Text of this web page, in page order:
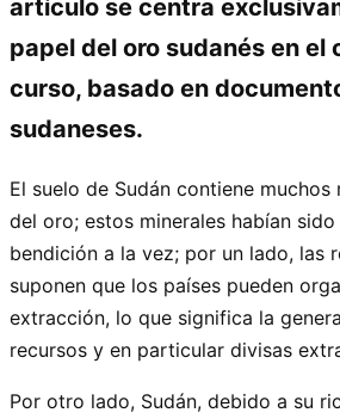
artículo se centra
papel del oro sudanés en el
curso, basado en
sudaneses.
El suelo de Sudán contiene muchos
del oro; estos minerales habían
bendición a la vez; por un lado, las
suponen que los países pueden
extracción, lo que significa la
recursos y en particular divisas
Por otro lado, Sudán, debido a su